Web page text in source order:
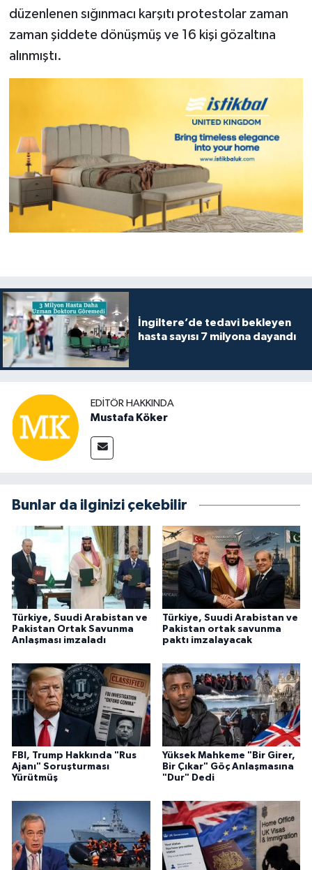
düzenlenen sığınmacı karşıtı protestolar zaman
zaman şiddete dönüşmüş ve 16 kişi gözaltına
alınmıştı.
İngiltere’de tedavi bekleyen
hasta sayısı 7 milyona dayandı
EDITÖR HAKKINDA
Mustafa Köker
Bunlar da ilginizi çekebilir
Türkiye, Suudi Arabistan ve
Pakistan Ortak Savunma
Anlaşması imzaladı
Türkiye, Suudi Arabistan ve
Pakistan ortak savunma
paktı imzalayacak
FBI, Trump Hakkında "Rus
Ajanı" Soruşturması
Yürütmüş
Yüksek Mahkeme "Bir Girer,
Bir Çıkar" Göç Anlaşmasına
"Dur" Dedi